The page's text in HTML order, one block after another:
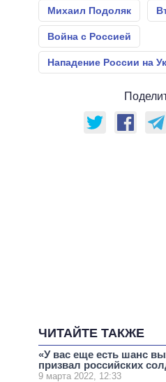
Михаил Подоляк
Война с Россией
Нападение России на
ЧИТАЙТЕ ТАКЖЕ
«У вас еще есть шанс
призвал российских
9 марта 2022, 12:33